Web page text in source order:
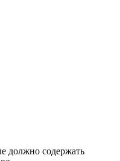
должно содержать